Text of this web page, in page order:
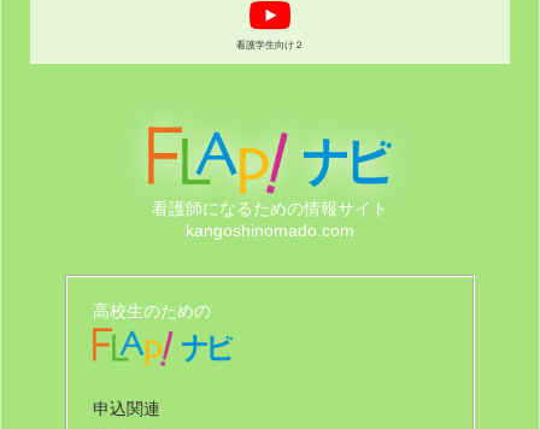
看護学生向け２
看護師になるための情報サイト
kangoshinomado.com
高校生のための
申込関連